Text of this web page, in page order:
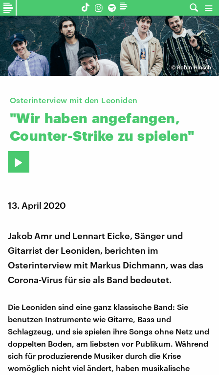
©Robin Hinsch
Osterinterview mit den Leoniden
"Wir haben angefangen,
Counter-Strike zu spielen"
13. April 2020
Jakob Amr und Lennart Eicke, Sänger und
Gitarrist der Leoniden, berichten im
Osterinterview mit Markus Dichmann, was das
Corona-Virus für sie als Band bedeutet.
Die Leoniden sind eine ganz klassische Band: Sie
benutzen Instrumente wie Gitarre, Bass und
Schlagzeug, und sie spielen ihre Songs ohne Netz und
doppelten Boden, am liebsten vor Publikum. Während
sich für produzierende Musiker durch die Krise
womöglich nicht viel ändert, haben musikalische